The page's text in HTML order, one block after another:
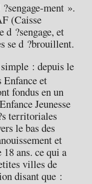
ment ».
(Caisse
d ?sengage, et
se d ?brouillent.
: depuis le
et
fondus en un
Jeunesse
territoriales
le bas des
et
ans. ce qui a
villes de
disant que :